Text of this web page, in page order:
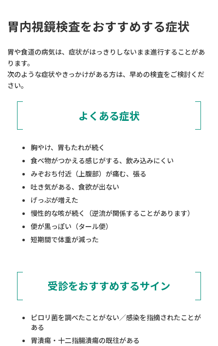
胃内視鏡検査をおすすめする症状
胃や食道の病気は、症状がはっきりしないまま進行することがあ
ります。
次のような症状やきっかけがある方は、早めの検査をご検討くだ
さい。
よくある症状
胸やけ、胃もたれが続く
食べ物がつかえる感じがする、飲み込みにくい
みぞおち付近（上腹部）が痛む、張る
吐き気がある、食欲が出ない
げっぷが増えた
慢性的な咳が続く（逆流が関係することがあります）
便が黒っぽい（タール便）
短期間で体重が減った
受診をおすすめするサイン
ピロリ菌を調べたことがない／感染を指摘されたことが
ある
胃潰瘍・十二指腸潰瘍の既往がある